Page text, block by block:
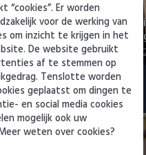
Maduro
5 augustus
“cookies”. Er worden
voor de werking van
om inzicht te krijgen in het
De website gebruikt
af te stemmen op
Tenslotte worden
geplaatst om dingen te
en social media cookies
mogelijk ook uw
weten over cookies?